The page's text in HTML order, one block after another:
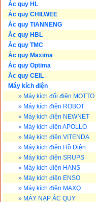
Ắc quy HL
Ắc quy CHILWEE
Ắc quy TIANNENG
Ắc quy HBL
Ắc quy TMC
Ắc quy Maxima
Ắc quy Optima
Ắc quy CEIL
Máy kích điện
» Máy kích đổi điện MOTTO
» Máy kích điện ROBOT
» Máy kích điện NEWNET
» Máy kích điện APOLLO
» Máy kích điện VITENDA
» Máy kích điện Hồ Điện
» Máy kích điện SRUPS
» Máy kích điện HANS
» Máy kích điện ENSO
» Máy kích điện MAXQ
» MÁY NẠP ẮC QUY